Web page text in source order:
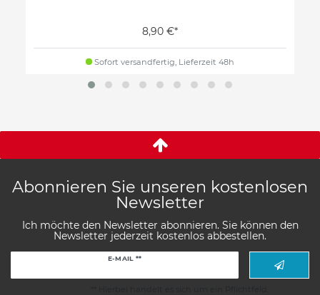
8,90 €*
Sofort versandfertig, Lieferzeit 48h
Abonnieren Sie unseren kostenlosen
Newsletter
Ich möchte den Newsletter abonnieren. Sie können den
Newsletter jederzeit kostenlos abbestellen.
E-MAIL **